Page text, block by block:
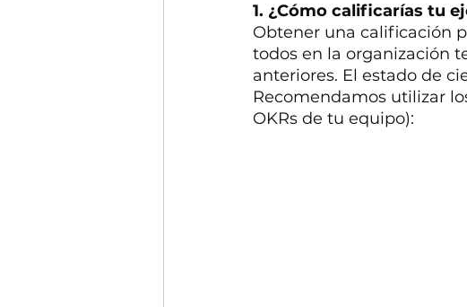
1. ¿Cómo calificarías tu
Obtener una calificación
todos en la organización
anteriores. El estado de
Recomendamos utilizar
OKRs de tu equipo):